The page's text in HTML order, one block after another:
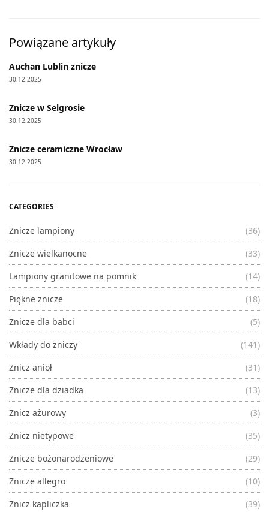
Powiązane artykuły
Auchan Lublin znicze
30.12.2025
Znicze w Selgrosie
30.12.2025
Znicze ceramiczne Wrocław
30.12.2025
CATEGORIES
Znicze lampiony
(36)
Znicze wielkanocne
(33)
Lampiony granitowe na pomnik
(14)
Piękne znicze
(18)
Znicze dla babci
(5)
Wkłady do zniczy
(141)
Znicz anioł
(31)
Znicze dla dziadka
(13)
Znicz ażurowy
(3)
Znicz nietypowe
(35)
Znicze bożonarodzeniowe
(29)
Znicze allegro
(10)
Znicz kapliczka
(39)